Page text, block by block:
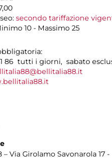
secondo tariffazione
10 - Massimo 25
86 tutti i giorni, sabato
– Via Girolamo Savonarola 17